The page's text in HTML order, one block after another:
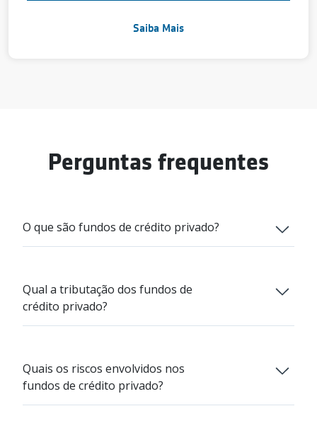
Saiba Mais
Perguntas frequentes
O que são fundos de crédito privado?
empresas privadas.
Qual a tributação dos fundos de
crédito privado?
Fundos de Curto Prazo
Quais os riscos envolvidos nos
fundos de crédito privado?